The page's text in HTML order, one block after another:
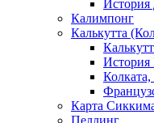
История
Калимпонг
Калькутта
История
Колката,
Карта
Пеллинг